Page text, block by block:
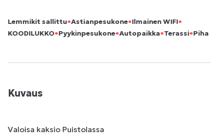
Lemmikit sallittu•Astianpesukone•Ilmainen WIFI•
KOODILUKKO•Pyykinpesukone•Autopaikka•Terassi•Piha
Kuvaus
Valoisa kaksio Puistolassa